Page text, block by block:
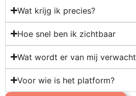
Wat krijg ik precies?
Hoe snel ben ik zichtbaar
Wat wordt er van mij verwacht
Voor wie is het platform?